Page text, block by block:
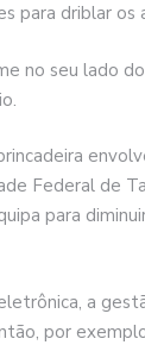
para driblar
no seu lado
Federal de
para
a
por